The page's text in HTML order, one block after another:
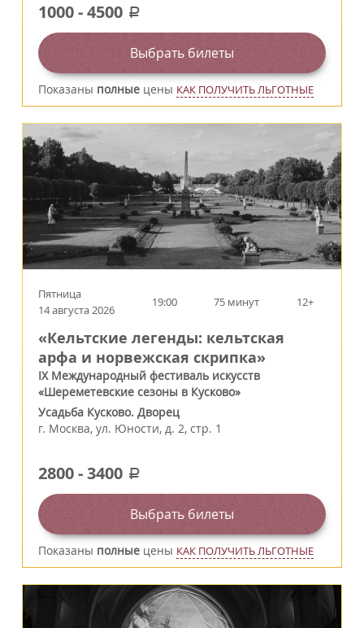
1000-4500 a
Выбрать билеты
Показаны полные цены КАК ПОЛУЧИТЬ ЛЬГОТНЫЕ
Пятница
14 августа 2026
19:00 75 минут 12+
«Кельтские легенды: кельтская
арфа и норвежская скрипка»
IX Международный фестиваль искусств
«Шереметевские сезоны в Кусково»
Усадьба Кусково. Дворец
г. Москва, ул. Юности, д. 2, стр. 1
2800-3400 a
Выбрать билеты
Показаны полные цены КАК ПОЛУЧИТЬ ЛЬГОТНЫЕ